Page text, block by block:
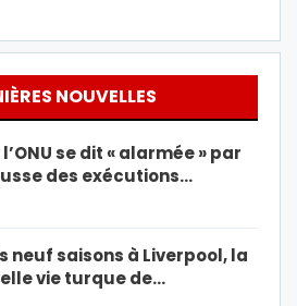
NOUVELLES
se dit « alarmée » par
des exécutions…
neuf saisons à Liverpool, la
vie turque de…